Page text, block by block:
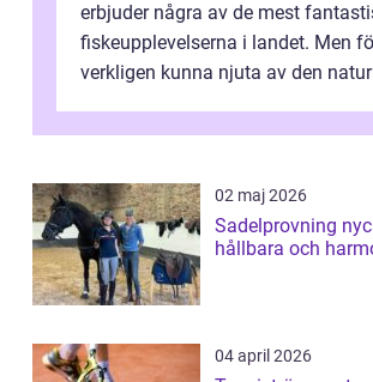
erbjuder några av de mest
fiskeupplevelserna i landet. Men
verkligen kunna njuta av den
02 maj 2026
Sadelprovning nyckeln till
hållbara och
04 april 2026